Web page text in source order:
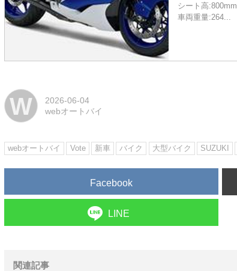
シート高:800mm
車両重量:264...
W
2026-06-04
webオートバイ
webオートバイ Vote 新車 バイク 大型バイク SUZUKI
Facebook
LINE
関連記事